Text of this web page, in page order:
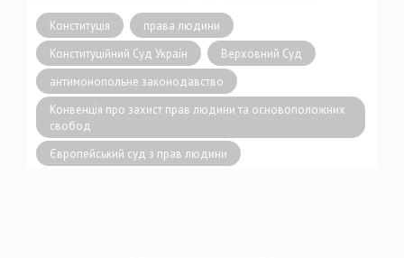
Конституція
права людини
Конституційний Суд Україн
Верховний Суд
антимонопольне законодавство
Конвенція про захист прав людини та основоположних
свобод
Європейський суд з прав людини